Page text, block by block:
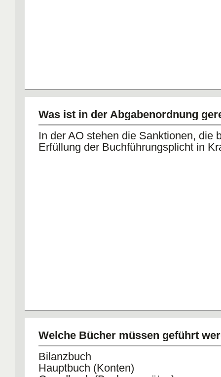
Was ist in der Abgabenordnung
In der AO stehen die Sanktionen, die
Erfüllung der Buchführungsplicht in
Welche Bücher müssen geführt
Bilanzbuch
Hauptbuch (Konten)